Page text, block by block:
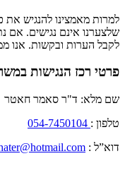
למרות מאמצינו להנגיש את
שלצערנו אינם נגישים. אם
לקבל הערות ובקשות. אנו
פרטי רכז הנגישות
שם מלא: ד"ר סאמר חאטר
טלפון :
דוא”ל :